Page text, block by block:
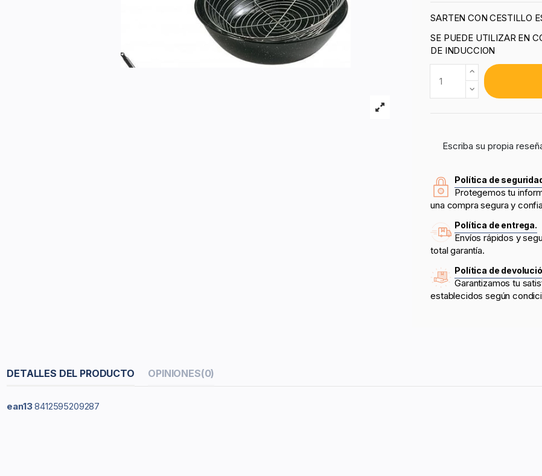
SARTEN CON CESTILLO
SE PUEDE UTILIZAR EN
DE INDUCCION
Escriba su propia
Política de
Protegemos tu
una compra segura y
Política de entrega.
Envíos rápidos y
total garantía.
Política de
Garantizamos tu
establecidos según
DETALLES DEL PRODUCTO OPINIONES(0)
ean13 8412595209287